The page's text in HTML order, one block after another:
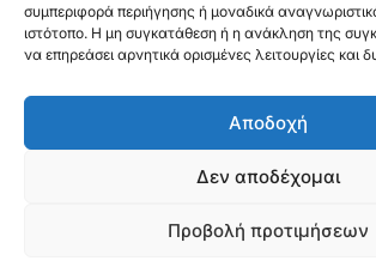
συμπεριφορά περιήγησης ή μοναδικά
ιστότοπο. Η μη συγκατάθεση ή η ανάκληση της
να επηρεάσει αρνητικά ορισμένες λειτουργίες και
Αποδοχή
Δεν αποδέχομαι
Προβολή προτιμήσεων
© 2026Orama Group (Orama
Γ.Ε.ΜΗ 148748903000 | Έδρα: